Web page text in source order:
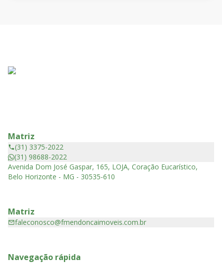
Matriz
(31) 3375-2022
(31) 98688-2022
Avenida Dom José Gaspar, 165, LOJA, Coração Eucarístico,
Belo Horizonte - MG - 30535-610
Matriz
faleconosco@fmendoncaimoveis.com.br
Navegação rápida